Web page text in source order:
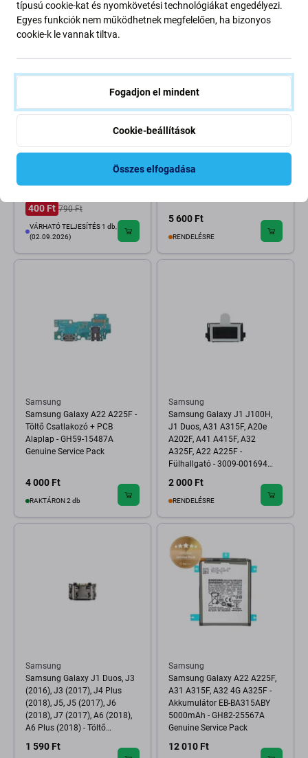
-50 %
5G A226B - Hátlapi
Kameralencse Ragasztó
400 Ft 790 Ft
VÁRHATÓ TELJESÍTÉS 1 db,
(02.09.2026)
Samsung
Ujjlenyomat Érzékelő + Flex
Kábel (Black) - GH96-14401A
5 600 Ft
RENDELÉSRE
Samsung
Samsung Galaxy A22 A225F -
Töltő Csatlakozó + PCB
Alaplap - GH59-15487A
Genuine Service Pack
4 000 Ft
RAKTÁRON 2 db
Samsung
Samsung Galaxy J1 J100H,
J1 Duos, A31 A315F, A20e
A202F, A41 A415F, A32
A325F, A22 A225F -
Fülhallgató - 3009-001694
2 000 Ft
RENDELÉSRE
Samsung
Samsung Galaxy J1 Duos, J3
(2016), J3 (2017), J4 Plus
(2018), J5, J5 (2017), J6
(2018), J7 (2017), A6 (2018),
A6 Plus (2018) - Töltő
Genuine Service Pack
1 590 Ft
Samsung
Samsung Galaxy A22 A225F,
A31 A315F, A32 4G A325F -
Akkumulátor EB-BA315ABY
5000mAh - GH82-25567A
Genuine Service Pack
12 010 Ft
típusú cookie-kat és nyomkövetési technológiákat engedélyezi.
Egyes funkciók nem működhetnek megfelelően, ha bizonyos
cookie-k le vannak tiltva.
Fogadjon el mindent
Cookie-beállítások
Összes elfogadása